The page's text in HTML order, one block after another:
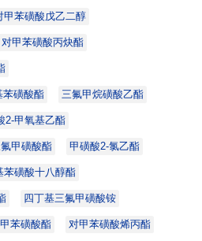
甲苯磺酸戊乙二醇
对甲苯磺酸丙炔酯
苯磺酸酯 三氟甲烷磺酸乙酯
2-甲氧基乙酯
甲磺酸酯 甲磺酸2-氯乙酯
苯磺酸十八醇酯
四丁基三氟甲磺酸铵
苯磺酸酯 对甲苯磺酸烯丙酯